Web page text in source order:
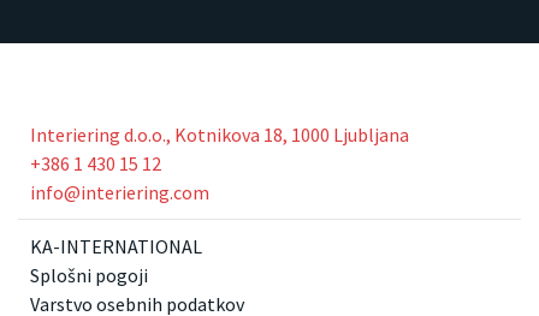
Interiering d.o.o., Kotnikova 18, 1000 Ljubljana
+386 1 430 15 12
info@interiering.com
KA-INTERNATIONAL
Splošni pogoji
Varstvo osebnih podatkov